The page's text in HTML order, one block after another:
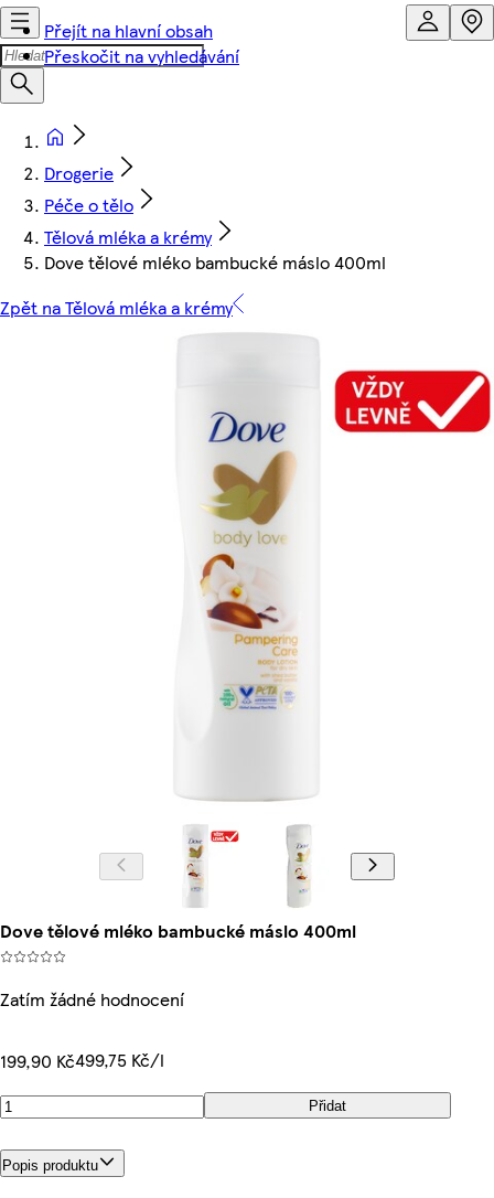
Přejít na hlavní obsah
Přeskočit na vyhledávání
Drogerie
Péče o tělo
Tělová mléka a krémy
Dove tělové mléko bambucké máslo 400ml
Zpět na Tělová mléka a krémy
Dove tělové mléko bambucké máslo 400ml
Zatím žádné hodnocení
199,90 Kč499,75 Kč/l
Přidat
Popis produktu